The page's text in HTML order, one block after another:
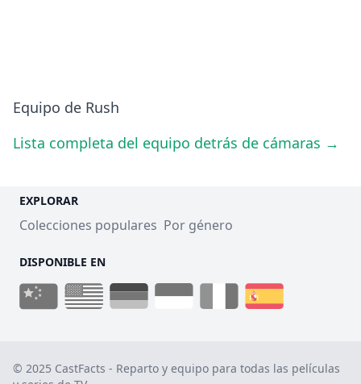
Equipo de Rush
Lista completa del equipo detrás de cámaras →
EXPLORAR
Colecciones populares Por género
DISPONIBLE EN
© 2025 CastFacts - Reparto y equipo para todas las películas